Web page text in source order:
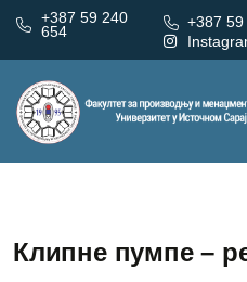
+387 59 240
654
+387
Клипне пумпе –